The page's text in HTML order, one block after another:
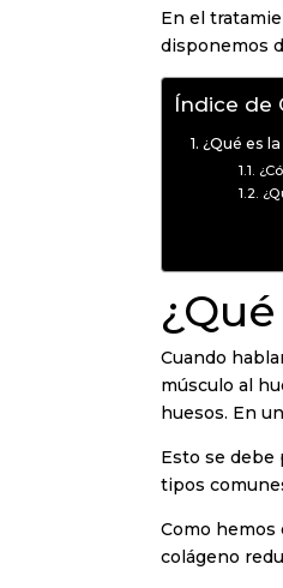
En el
disponemos
Índice de
¿Qué es
Cuando
músculo al
huesos. En
Esto se debe
tipos
Como
colágeno